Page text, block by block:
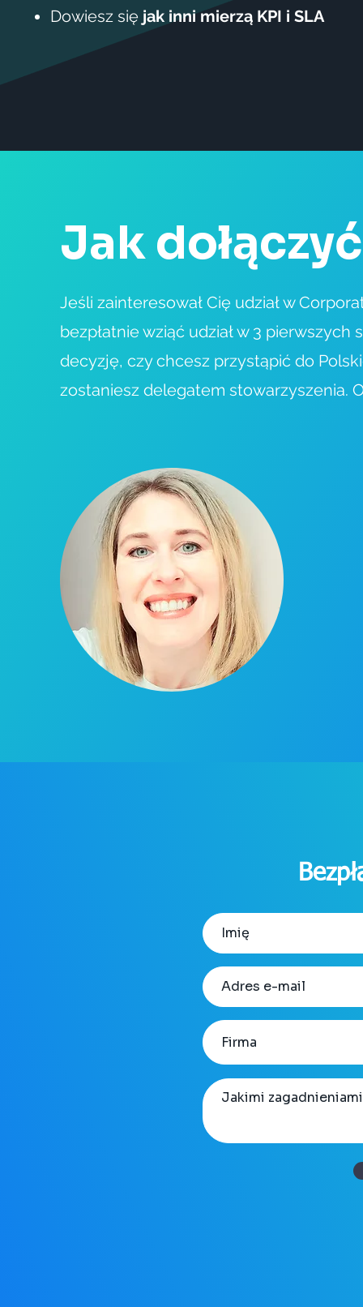
Dowiesz się jak inni mierzą KPI i SLA
Jak
Jeśli zainteresował Cię udział w
bezpłatnie wziąć udział w 3
decyzję, czy chcesz przystąpić do
zostaniesz delegatem stowarzyszenia.